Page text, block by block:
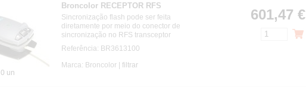
0 un
Broncolor RECEPTOR RFS
Sincronização flash pode ser feita
diretamente por meio do conector de
sincronização no RFS transceptor
Referência: BR3613100
Marca: Broncolor | filtrar
601,47 €